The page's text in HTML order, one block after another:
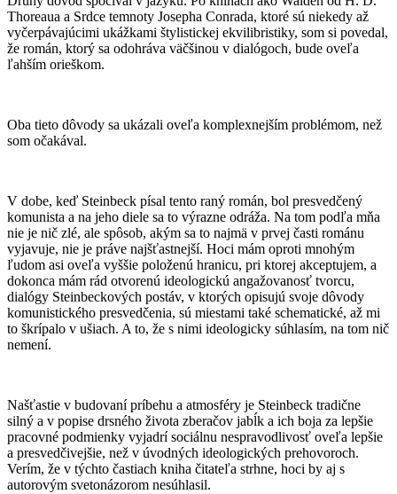
Thoreaua a Srdce temnoty Josepha Conrada, ktoré sú niekedy až
vyčerpávajúcimi ukážkami štylistickej ekvilibristiky, som si povedal,
že román, ktorý sa odohráva väčšinou v dialógoch, bude oveľa
ľahším orieškom.
Oba tieto dôvody sa ukázali oveľa komplexnejším problémom, než
som očakával.
V dobe, keď Steinbeck písal tento raný román, bol presvedčený
komunista a na jeho diele sa to výrazne odráža. Na tom podľa mňa
nie je nič zlé, ale spôsob, akým sa to najmä v prvej časti románu
vyjavuje, nie je práve najšťastnejší. Hoci mám oproti mnohým
ľudom asi oveľa vyššie položenú hranicu, pri ktorej akceptujem, a
dokonca mám rád otvorenú ideologickú angažovanosť tvorcu,
dialógy Steinbeckových postáv, v ktorých opisujú svoje dôvody
komunistického presvedčenia, sú miestami také schematické, až mi
to škrípalo v ušiach. A to, že s nimi ideologicky súhlasím, na tom nič
nemení.
Našťastie v budovaní príbehu a atmosféry je Steinbeck tradične
silný a v popise drsného života zberačov jabĺk a ich boja za lepšie
pracovné podmienky vyjadrí sociálnu nespravodlivosť oveľa lepšie
a presvedčivejšie, než v úvodných ideologických prehovoroch.
Verím, že v týchto častiach kniha čitateľa strhne, hoci by aj s
autorovým svetonázorom nesúhlasil.